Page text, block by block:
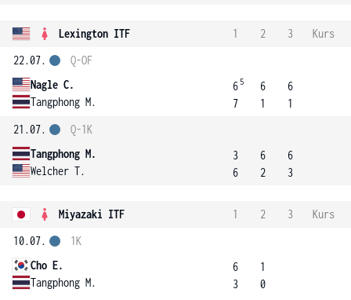
Lexington ITF 1 2 3
Kurs
22.07.
Nagle C.
Tangphong M.
Q-OF
6 5
7
6
1
6
1
21.07.
Tangphong M.
Welcher T.
Q-1K
3
6
6
2
6
3
Miyazaki ITF 1 2 3
Kurs
10.07.
Cho E.
Tangphong M.
1K
6
3
1
0